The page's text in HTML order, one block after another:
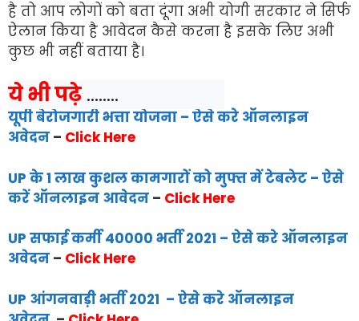
है तो आप लोगों को बता दूंगा अभी योगी सरकार ने सिर्फ
ऐलान किया है आवेदन कैसे करना है इसके लिए अभी
कुछ भी नहीं बताया है।
ये भी पढ़े ........
यूपी बेरोजगारी भत्ता योजना – ऐसे करे ऑनलाइन
अवेदन – Click Here
UP के 1 लाख कुशल कामगारों को मुफ्त में टेबलेट – ऐसे
करें ऑनलाइन आवेदन – Click Here
UP सफाई कर्मी 40000 भर्ती 2021 – ऐसे करे ऑनलाइन
अवेदन – Click Here
UP आंगनवाड़ी भर्ती 2021 – ऐसे करे ऑनलाइन